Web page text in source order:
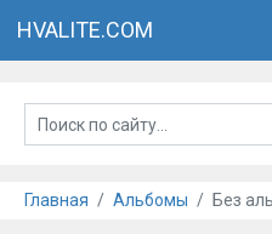
HVALITE.COM
Главная Альбомы Без